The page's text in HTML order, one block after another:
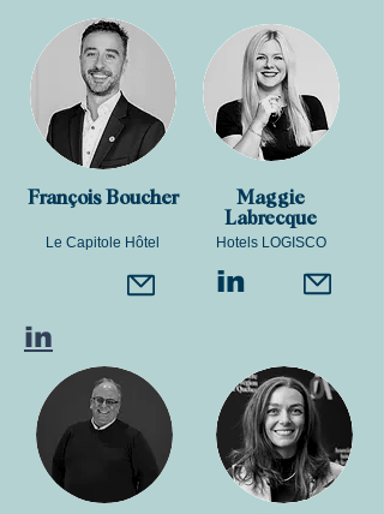
François Boucher
Le Capitole Hôtel
Maggie
Labrecque
Hotels LOGISCO
in
in